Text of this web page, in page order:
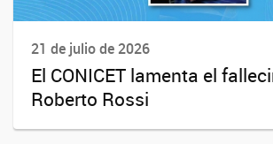
21 de julio de 2026
El CONICET lamenta el
Roberto Rossi